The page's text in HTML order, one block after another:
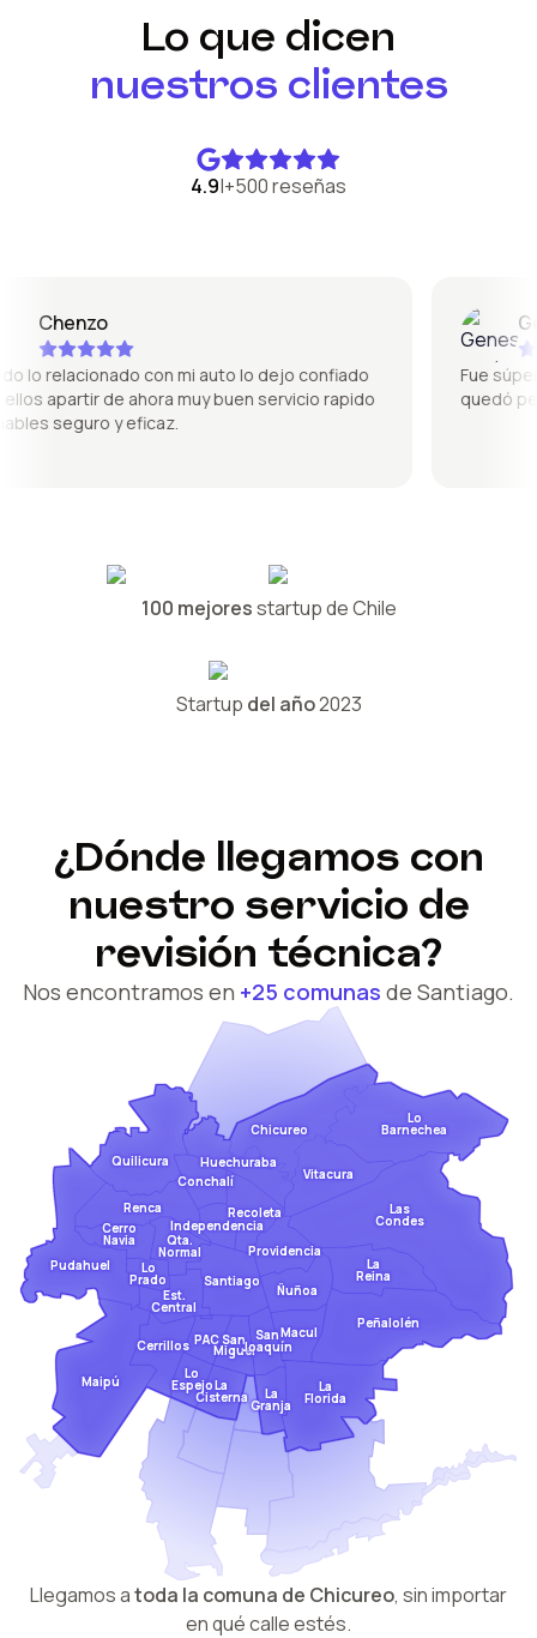
Lo que dicen
nuestros clientes
4.9|+500 reseñas
Chenzo
lo relacionado con mi auto lo dejo confiado
apartir de ahora muy buen servicio rapido
seguro y eficaz.
Fue súper
quedó
100 mejoresstartup de Chile
Startup del año2023
Chicureo
Maipú
Cerrillos
Est.
Central
Pudahuel Lo
Prado
Cerro
Navia
Santiago
Renca
Qta.
Normal
Recoleta
Independencia
Quilicura
Conchalí
La
Cisterna
Lo
Espejo
PACSan
Miguel
La
Granja
San
Joaquín
Providencia
Ñuñoa
La
Reina
Macul
La
Florida
Peñalolén
Las
Condes
Vitacura
Lo
Barnechea
Huechuraba
¿Dónde llegamos con
nuestro servicio de
revisión técnica?
Nos encontramos en +25 comunas de Santiago.
Llegamos atoda la comuna de Chicureo, sin importar
en qué calle estés.